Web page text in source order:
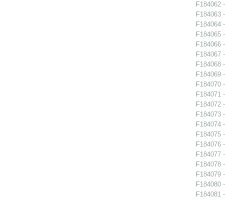
F184062
F184063
F184064
F184065
F184066
F184067
F184068
F184069
F184070
F184071
F184072
F184073
F184074
F184075
F184076
F184077
F184078
F184079
F184080
F184081